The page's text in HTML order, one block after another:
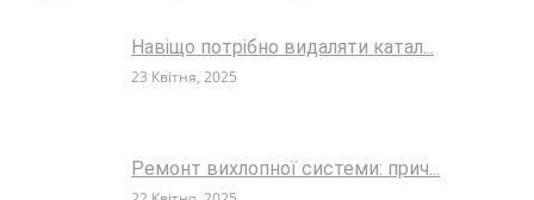
Навіщо потрібно видаляти катал...
23 Квітня, 2025
Ремонт вихлопної системи: прич...